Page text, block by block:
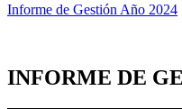
Informe de Gestión Año 2024
INFORME DE